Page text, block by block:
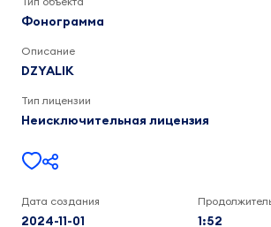
Фонограмма
Описание
DZYALIK
Тип лицензии
Неисключительная лицензия
Дата создания
2024-11-01 1:52